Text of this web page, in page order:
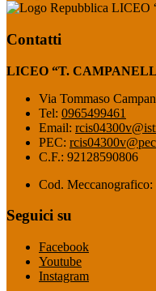
LICEO
Contatti
LICEO “T.
Via Tommaso
Tel: 0965499461
Email:
PEC:
C.F.: 92128590806
Cod.
Seguici su
Facebook
Youtube
Instagram